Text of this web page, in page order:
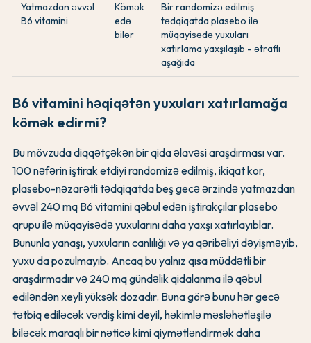
Yatmazdan əvvəl
B6 vitamini
Kömək
edə
bilər
Bir randomizə edilmiş
tədqiqatda plasebo ilə
müqayisədə yuxuları
xatırlama yaxşılaşıb - ətraflı
aşağıda
B6 vitamini həqiqətən yuxuları xatırlamağa
kömək edirmi?
Bu mövzuda diqqətçəkən bir qida əlavəsi araşdırması var.
100 nəfərin iştirak etdiyi randomizə edilmiş, ikiqat kor,
plasebo-nəzarətli tədqiqatda beş gecə ərzində yatmazdan
əvvəl 240 mq B6 vitamini qəbul edən iştirakçılar plasebo
qrupu ilə müqayisədə yuxularını daha yaxşı xatırlayıblar.
Bununla yanaşı, yuxuların canlılığı və ya qəribəliyi dəyişməyib,
yuxu da pozulmayıb. Ancaq bu yalnız qısa müddətli bir
araşdırmadır və 240 mq gündəlik qidalanma ilə qəbul
ediləndən xeyli yüksək dozadır. Buna görə bunu hər gecə
tətbiq ediləcək vərdiş kimi deyil, həkimlə məsləhətləşilə
biləcək maraqlı bir nəticə kimi qiymətləndirmək daha